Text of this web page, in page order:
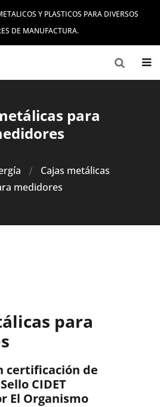
Y PLASTICOS PARA DIVERSOS
DE MANUFACTURA.
para
Cajas metálicas
medidores
para
certificación de
CIDET
El Organismo